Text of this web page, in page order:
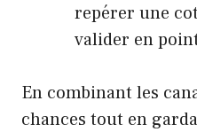
repérer une
valider en
En combinant les
chances tout en